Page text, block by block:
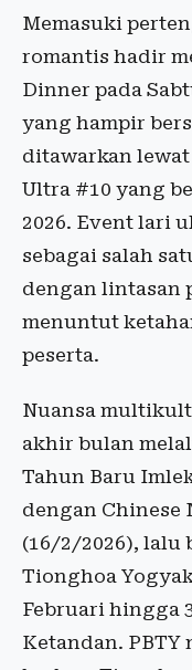
Memasuki
romantis hadir
Dinner pada
yang hampir
ditawarkan
Ultra #10 yang
2026. Event lari
sebagai salah
dengan lintasan
menuntut
peserta.
Nuansa
akhir bulan
Tahun Baru
dengan Chinese
(16/2/2026), lalu
Tionghoa
Februari hingga
Ketandan.